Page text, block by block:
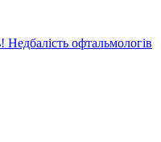
Недбалість офтальмологів